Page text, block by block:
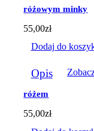
różowym minky
55,00zł
Dodaj do
Opis
różem
55,00zł